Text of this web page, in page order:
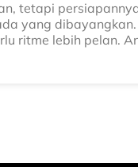
tetapi
yang
ritme lebih pelan.